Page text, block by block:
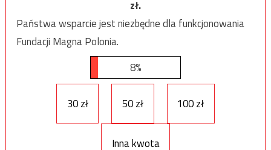
zł.
Państwa wsparcie jest niezbędne dla funkcjonowania
Fundacji Magna Polonia.
8%
30 zł 50 zł 100 zł
Inna kwota